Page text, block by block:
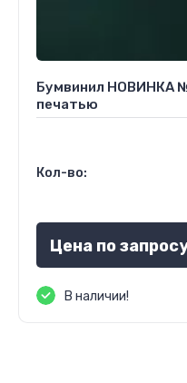
Бумвинил НОВИНКА
печатью
Кол-во:
Цена по
В наличии!